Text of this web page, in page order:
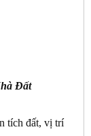
Đất
tích đất, vị trí